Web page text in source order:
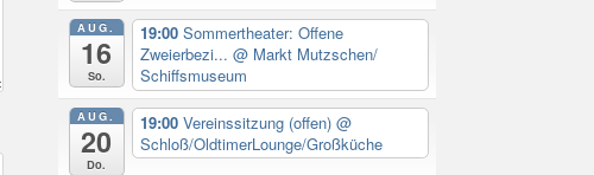
AUG.
16
So.
19:00 Sommertheater: Offene
Zweierbezi... @ Markt Mutzschen/
Schiffsmuseum
AUG.
20
Do.
19:00 Vereinssitzung (offen) @
Schloß/OldtimerLounge/Großküche